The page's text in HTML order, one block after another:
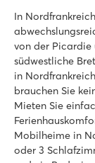
★ ★ ★ ★
Poolbereich
Regelmäßige
Mehrere
La Grande Métairie
La Grande Métairie
Frankreich -
In
von der
südwestliche
in
brauchen Sie
Mieten Sie
Mobilheime in
oder 3